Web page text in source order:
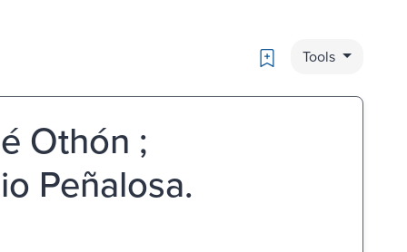
Bookmark
Tools
Othón ;
Peñalosa.